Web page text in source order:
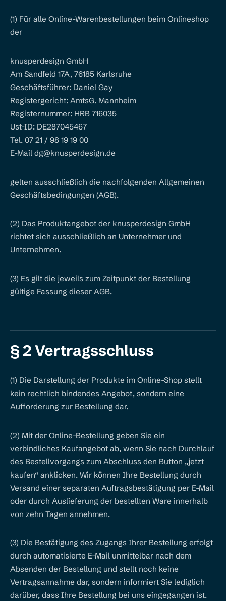
(1) Für alle Online-Warenbestellungen beim Onlineshop
der
knusperdesign GmbH
Am Sandfeld 17A, 76185 Karlsruhe
Geschäftsführer: Daniel Gay
Registergericht: AmtsG. Mannheim
Registernummer: HRB 716035
Ust-ID: DE287045467
Tel. 07 21 / 98 19 19 00
E-Mail dg@knusperdesign.de
gelten ausschließlich die nachfolgenden Allgemeinen
Geschäftsbedingungen (AGB).
(2) Das Produktangebot der knusperdesign GmbH
richtet sich ausschließlich an Unternehmer und
Unternehmen.
(3) Es gilt die jeweils zum Zeitpunkt der Bestellung
gültige Fassung dieser AGB.
§ 2 Vertragsschluss
(1) Die Darstellung der Produkte im Online-Shop stellt
kein rechtlich bindendes Angebot, sondern eine
Aufforderung zur Bestellung dar.
(2) Mit der Online-Bestellung geben Sie ein
verbindliches Kaufangebot ab, wenn Sie nach Durchlauf
des Bestellvorgangs zum Abschluss den Button „jetzt
kaufen“ anklicken. Wir können Ihre Bestellung durch
Versand einer separaten Auftragsbestätigung per E-Mail
oder durch Auslieferung der bestellten Ware innerhalb
von zehn Tagen annehmen.
(3) Die Bestätigung des Zugangs Ihrer Bestellung erfolgt
durch automatisierte E-Mail unmittelbar nach dem
Absenden der Bestellung und stellt noch keine
Vertragsannahme dar, sondern informiert Sie lediglich
darüber, dass Ihre Bestellung bei uns eingegangen ist.